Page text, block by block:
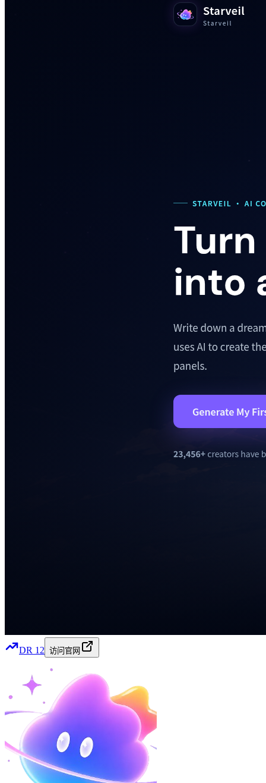
DR 12 访问官网